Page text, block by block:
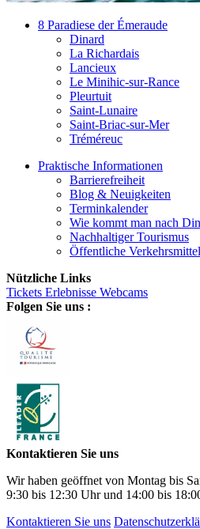
8 Paradiese der Émeraude
Dinard
La Richardais
Lancieux
Le Minihic-sur-Rance
Pleurtuit
Saint-Lunaire
Saint-Briac-sur-Mer
Tréméreuc
Praktische Informationen
Barrierefreiheit
Blog & Neuigkeiten
Terminkalender
Wie kommt man nach
Nachhaltiger Tourismus
Öffentliche
Nützliche Links
Tickets Erlebnisse Webcams
Folgen Sie uns :
Kontaktieren Sie uns
Wir haben geöffnet von Montag bis
9:30 bis 12:30 Uhr und 14:00 bis
Kontaktieren Sie uns